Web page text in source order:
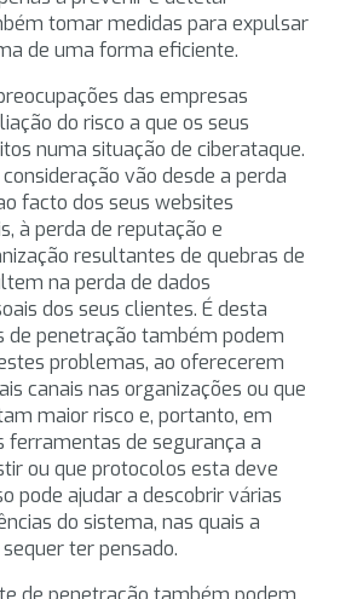
tomar medidas para expulsar
de uma forma eficiente.
das empresas
do risco a que os seus
numa situação de ciberataque.
vão desde a perda
facto dos seus websites
à perda de reputação e
resultantes de quebras de
na perda de dados
dos seus clientes. É desta
de penetração também podem
problemas, ao oferecerem
canais nas organizações ou que
maior risco e, portanto, em
ferramentas de segurança a
ou que protocolos esta deve
pode ajudar a descobrir várias
do sistema, nas quais a
ter pensado.